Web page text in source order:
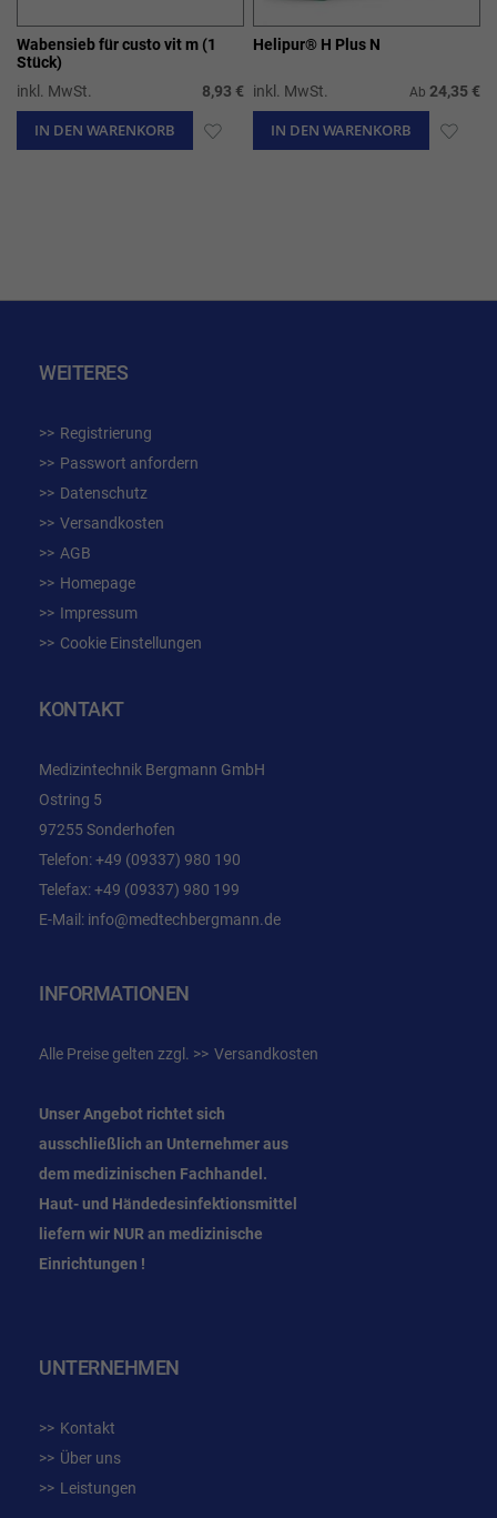
Wabensieb für custo vit m (1
Stück)
inkl. MwSt.
8,93 €
IN DEN WARENKORB ZUR
Helipur® H Plus N
inkl. MwSt. Ab 24,35 €
IN DEN WARENKORB ZUR
WEITERES
Registrierung
Passwort anfordern
Datenschutz
Versandkosten
AGB
Homepage
Impressum
Cookie Einstellungen
KONTAKT
Medizintechnik Bergmann GmbH
Ostring 5
97255 Sonderhofen
Telefon:+49 (09337) 980 190
Telefax: +49 (09337) 980 199
E-Mail: info@medtechbergmann.de
INFORMATIONEN
Alle Preise gelten zzgl. Versandkosten
Unser Angebot richtet sich
ausschließlich an Unternehmeraus
dem medizinischen Fachhandel.
Haut- und Händedesinfektionsmittel
liefern wir NUR an medizinische
Einrichtungen !
UNTERNEHMEN
Kontakt
Über uns
Leistungen